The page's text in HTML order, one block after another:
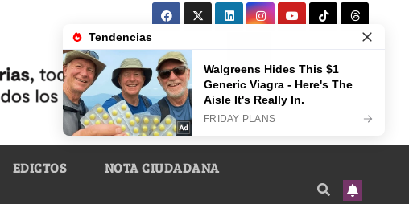
EDICTOS NOTA CIUDADANA